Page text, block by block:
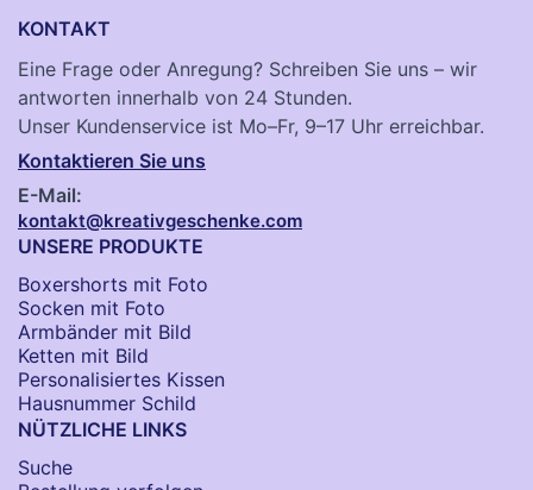
KONTAKT
Eine Frage oder Anregung? Schreiben Sie uns – wir
antworten innerhalb von 24 Stunden.
Unser Kundenservice ist Mo–Fr, 9–17 Uhr erreichbar.
Kontaktieren Sie uns
E-Mail:
kontakt@kreativgeschenke.com
UNSERE PRODUKTE
Boxershorts mit Foto
Socken​ mit Foto
Armbänder mit Bild​
Ketten mit Bild
Personalisiertes Kissen
Hausnummer Schild
NÜTZLICHE LINKS
Suche